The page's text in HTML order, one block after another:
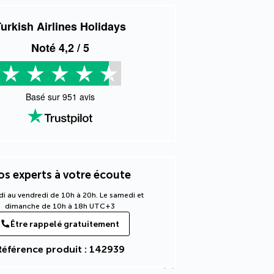
Airlines Holidays
Noté4,2/ 5
Basé sur 951 avis
experts à votre écoute
au vendredi de 10h à 20h. Le samedi et
dimanche de 10h à 18h UTC+3
Être rappelé gratuitement
produit : 142939